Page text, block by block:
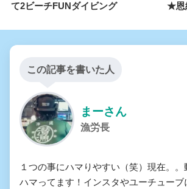
て2ビーチFUNダイビング
★恩
この記事を書いた人
まーさん
漁労長
１つの事にハマりやすい（笑）現在。。
ハマってます！インスタやユーチュー